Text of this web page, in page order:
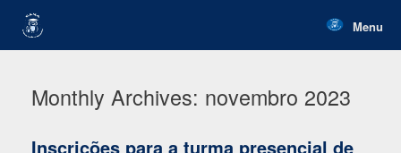
content
Menu
Monthly Archives: novembro 2023
Inscrições para a turma presencial de